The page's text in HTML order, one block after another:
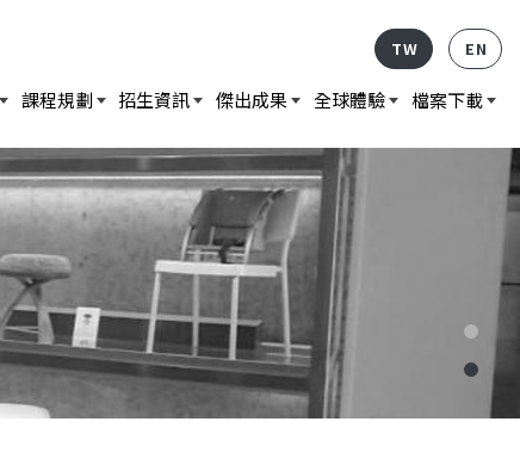
課程規劃 招生資訊 傑出成果 全球體驗 檔案下載
TW EN